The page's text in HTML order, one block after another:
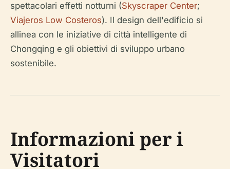
spettacolari effetti notturni (Skyscraper Center;
Viajeros Low Costeros). Il design dell'edificio si
allinea con le iniziative di città intelligente di
Chongqing e gli obiettivi di sviluppo urbano
sostenibile.
Informazioni per i
Visitatori